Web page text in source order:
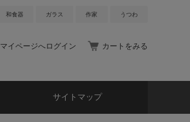
和食器 ガラス 作家 うつわ
マイページへログイン カートをみる
サイトマップ